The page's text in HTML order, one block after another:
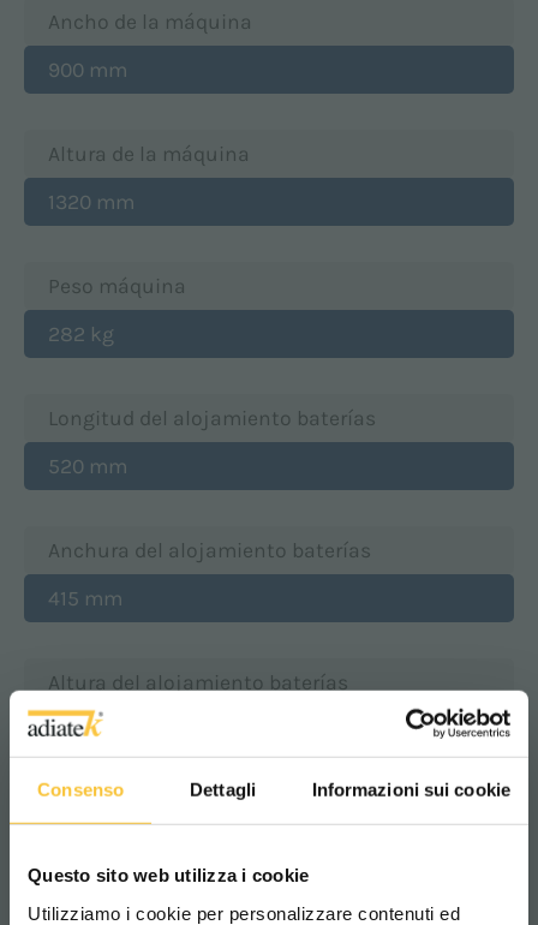
Consenso Dettagli Informazioni sui cookie
Questo sito web utilizza i cookie
Utilizziamo i cookie per personalizzare contenuti ed
Ancho de la máquina
900 mm
Altura de la máquina
1320 mm
Peso máquina
282 kg
Longitud del alojamiento baterías
520 mm
Anchura del alojamiento baterías
415 mm
Altura del alojamiento baterías
385 mm